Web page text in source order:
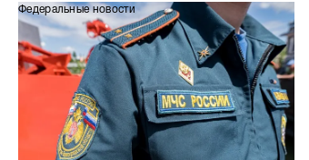
Федеральные новости